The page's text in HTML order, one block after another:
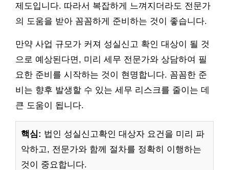
제도입니다. 따라서 복잡하게 느껴지더라도 전문가
의 도움을 받아 꼼꼼하게 준비하는 것이 좋습니다.
만약 사업 규모가 커져 성실신고 확인 대상이 될 것
으로 예상된다면, 미리 세무 전문가와 상담하여 필
요한 준비를 시작하는 것이 현명합니다. 꼼꼼한 준
비는 향후 발생할 수 있는 세무 리스크를 줄이는 데
큰 도움이 됩니다.
핵심: 법인 성실신고확인 대상자 요건을 미리 파
악하고, 전문가와 함께 절차를 정확히 이행하는
것이 중요합니다.